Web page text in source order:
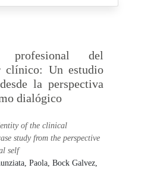
profesional del
clínico: Un estudio
la perspectiva
dialógico
of the clinical
study from the perspective
self
Paola,Bock Galvez,